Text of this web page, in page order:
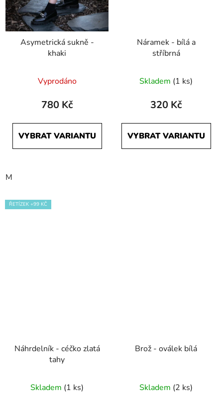
Asymetrická sukně -
khaki
Vyprodáno
780 Kč
VYBRAT VARIANTU
M
Náramek - bílá a
stříbrná
Skladem (1 ks)
320 Kč
VYBRAT VARIANTU
ŘETÍZEK +99 KČ
Náhrdelník - céčko zlatá
tahy
Skladem (1 ks)
Brož - oválek bílá
Skladem (2 ks)